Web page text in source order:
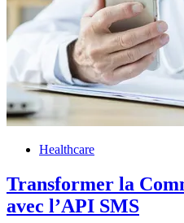
Healthcare
Transformer la
avec l’API SMS